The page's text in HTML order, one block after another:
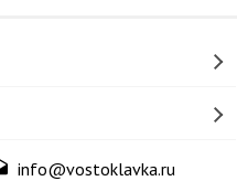
info@vostoklavka.ru